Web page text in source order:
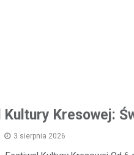
Kultury Kresowej:
3 sierpnia 2026